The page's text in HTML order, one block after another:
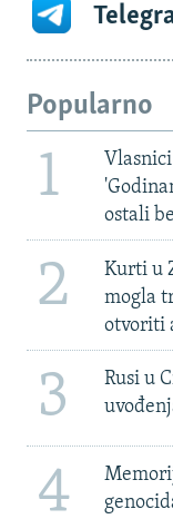
Popularno
1
ostali
2
Kurti u
mogla
otvoriti
3
Rusi u
4